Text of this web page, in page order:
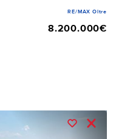
RE/MAX Oltre
8.200.000€